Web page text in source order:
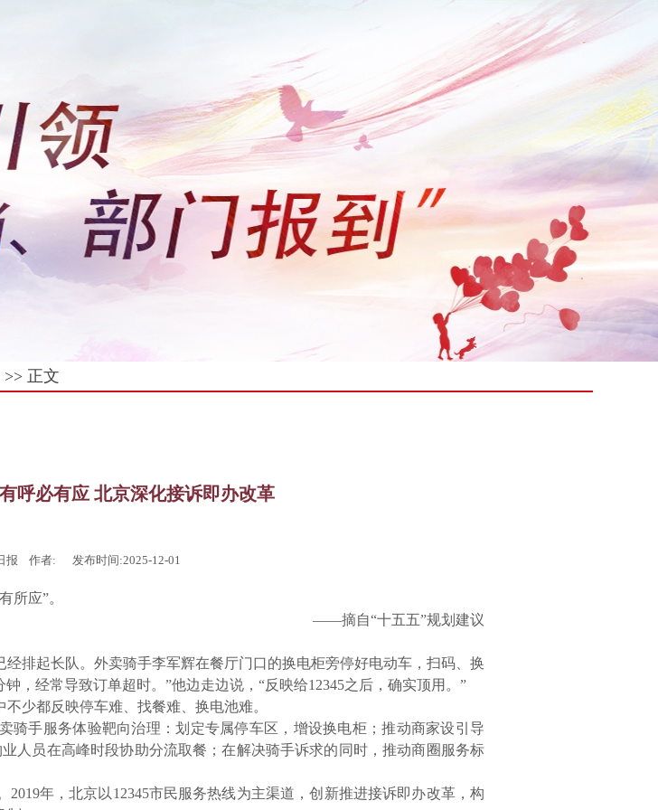
>> 正文
有呼必有应 北京深化接诉即办改革
报 作者: 发布时间:2025-12-01
所应”。
——摘自“十五五”规划建议
排起长队。外卖骑手李军辉在餐厅门口的换电柜旁停好电动车，扫码、换
，经常导致订单超时。”他边走边说，“反映给12345之后，确实顶用。”
不少都反映停车难、找餐难、换电池难。
骑手服务体验靶向治理：划定专属停车区，增设换电柜；推动商家设引导
人员在高峰时段协助分流取餐；在解决骑手诉求的同时，推动商圈服务标
2019年，北京以12345市民服务热线为主渠道，创新推进接诉即办改革，构